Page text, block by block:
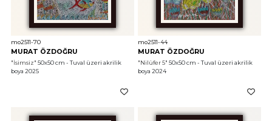
mo2511-70
MURAT ÖZDOĞRU
"İsimsiz" 50x50 cm - Tuval üzeri akrilik
boya 2025
mo2511-44
MURAT ÖZDOĞRU
"Nilüfer 5" 50x50 cm - Tuval üzeri akrilik
boya 2024